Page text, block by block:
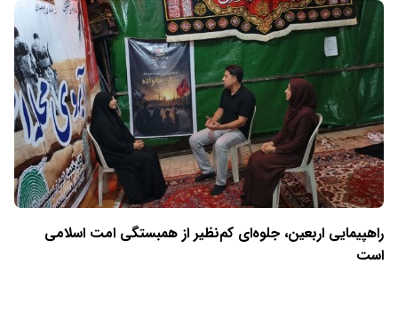
راهپیمایی اربعین، جلوه‌ای کم‌نظیر از همبستگی امت اسلامی
است